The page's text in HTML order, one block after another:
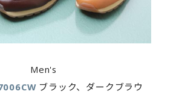
Men's
ブラック、ダークブラウ